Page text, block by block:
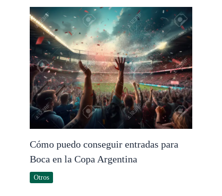
Cómo puedo conseguir entradas para
Boca en la Copa Argentina
Otros